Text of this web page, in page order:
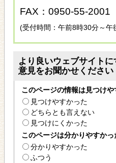
FAX：0950-55-2001
(受付時間：午前8時30分～午
より良いウェブサイト
意見をお聞かせください
このページの情報は見つけや
見つけやすかった
どちらとも言えない
見つけにくかった
このページは分かりやすかっ
分かりやすかった
ふつう